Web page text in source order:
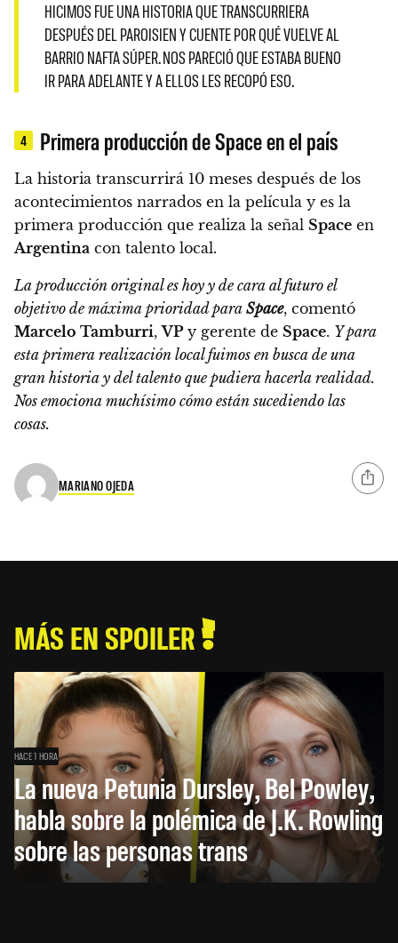
HICIMOS FUE UNA HISTORIA QUE TRANSCURRIERA
DESPUÉS DEL PAROISIEN Y CUENTE POR QUÉ VUELVE AL
BARRIO NAFTA SÚPER. NOS PARECIÓ QUE ESTABA BUENO
IR PARA ADELANTE Y A ELLOS LES RECOPÓ ESO.
4 Primera producción de Space en el país
La historia transcurrirá 10 meses después de los
acontecimientos narrados en la película y es la
primera producción que realiza la señal Space en
Argentina con talento local.
La producción original es hoy y de cara al futuro el
objetivo de máxima prioridad para Space, comentó
Marcelo Tamburri,VPy gerente de Space. Y para
esta primera realización local fuimos en busca de una
gran historia y del talento que pudiera hacerla realidad.
Nos emociona muchísimo cómo están sucediendo las
cosas.
MARIANO OJEDA
MÁS EN SPOILER
HACE 1 HORA
La nueva Petunia Dursley, Bel Powley,
habla sobre la polémica de J.K. Rowling
sobre las personas trans